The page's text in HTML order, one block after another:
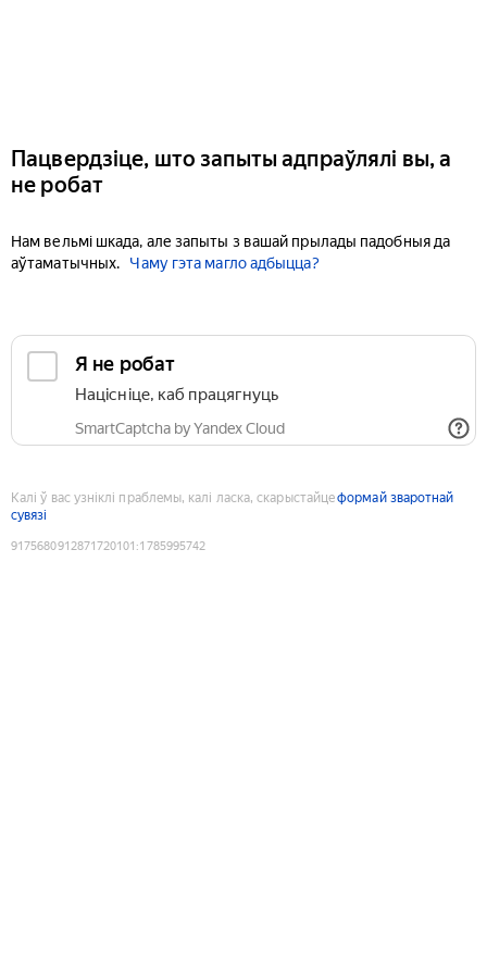
Пацвердзіце, што запыты адпраўлялі вы, а
не робат
Нам вельмі шкада, але запыты з вашай прылады падобныя да
аўтаматычных.
Чаму гэта магло адбыцца?
Я не робат
Націсніце, каб працягнуць
SmartCaptcha by Yandex Cloud
Калі ў вас узніклі праблемы, калі ласка, скарыстайцеформай зваротнай
сувязі
9175680912871720101 :1785995742